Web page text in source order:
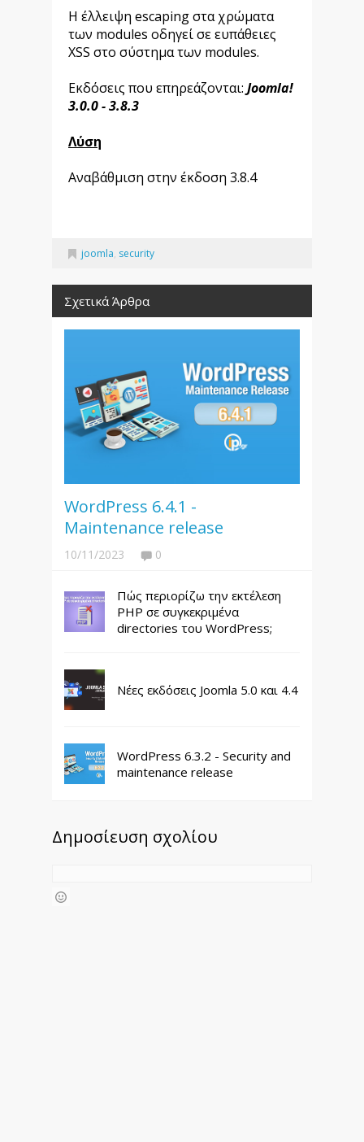
Η έλλειψη escaping στα χρώματα
των modules οδηγεί σε ευπάθειες
XSS στο σύστημα των modules.
Εκδόσεις που επηρεάζονται: Joomla!
3.0.0 - 3.8.3
Λύση
Αναβάθμιση στην έκδοση 3.8.4
joomla, security
Σχετικά Άρθρα
WordPress 6.4.1 -
Maintenance release
10/11/2023 0
Πώς περιορίζω την εκτέλεση
PHP σε συγκεκριμένα
directories του WordPress;
Νέες εκδόσεις Joomla 5.0 και 4.4
WordPress 6.3.2 - Security and
maintenance release
Δημοσίευση σχολίου